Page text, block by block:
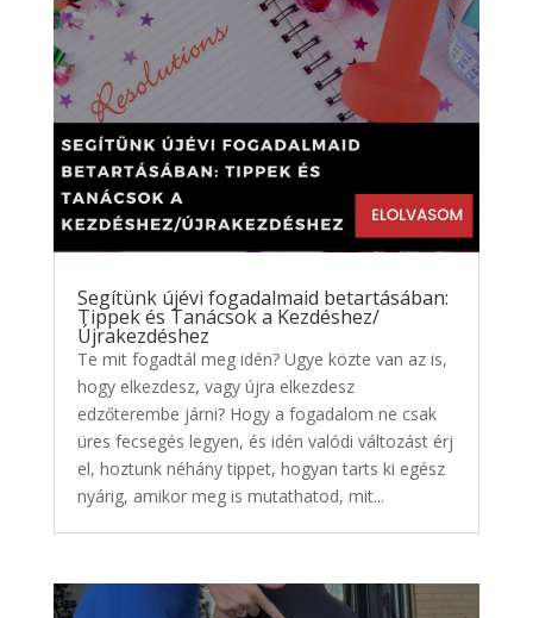
Segítünk újévi fogadalmaid betartásában:
Tippek és Tanácsok a Kezdéshez/
Újrakezdéshez
Te mit fogadtál meg idén? Ugye közte van az is,
hogy elkezdesz, vagy újra elkezdesz
edzőterembe járni? Hogy a fogadalom ne csak
üres fecsegés legyen, és idén valódi változást érj
el, hoztunk néhány tippet, hogyan tarts ki egész
nyárig, amikor meg is mutathatod, mit...